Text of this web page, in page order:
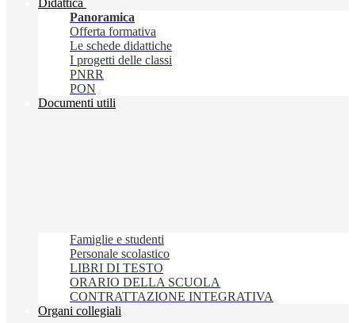
Didattica
Panoramica
Offerta formativa
Le schede didattiche
I progetti delle classi
PNRR
PON
Documenti utili
Famiglie e studenti
Personale scolastico
LIBRI DI TESTO
ORARIO DELLA SCUOLA
CONTRATTAZIONE INTEGRATIVA
Organi collegiali